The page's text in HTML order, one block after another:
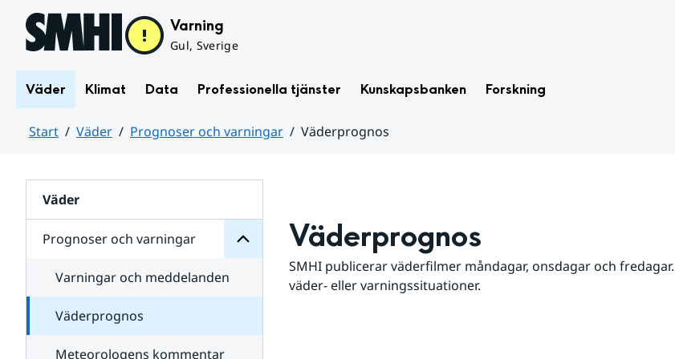
Hoppa till sidans innehåll Varning
Gul, Sverige
Väder Klimat Data Professionella tjänster Kunskapsbanken Forskning
Start Väder Prognoser och varningar
Väderprognos
Väder
Prognoser och varningar
för
varningar
Varningar och meddelanden
Väderprognos
Meteorologens kommentar
Väderprognos
SMHI publicerar väderfilmer måndagar, onsdagar och
väder- eller varningssituationer.